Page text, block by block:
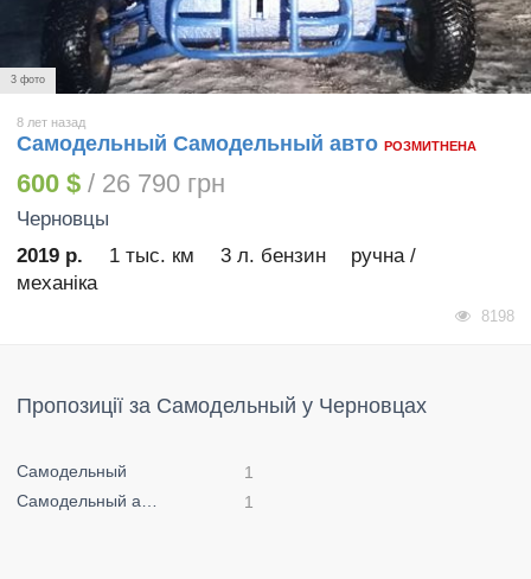
3 фото
8 лет назад
Самодельный Самодельный авто РОЗМИТНЕНА
600 $ / 26 790 грн
Черновцы
2019 р.
1 тыс. км 3 л. бензин
ручна /
механіка
8198
Пропозиції за Самодельный у Черновцах
Самодельный
1
Самодельный авто
1